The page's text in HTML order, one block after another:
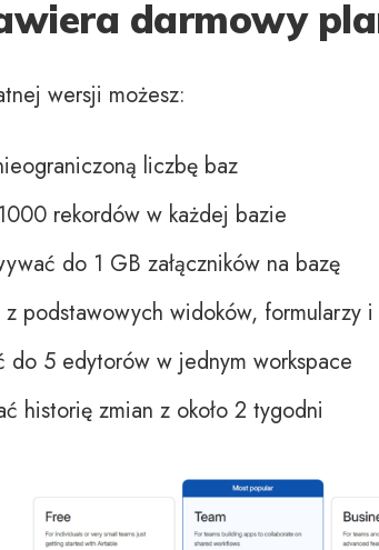
darmowy
wersji możesz:
liczbę baz
rekordów w każdej bazie
do 1 GB załączników na bazę
z podstawowych widoków, formularzy
do 5 edytorów w jednym workspace
historię zmian z około 2 tygodni